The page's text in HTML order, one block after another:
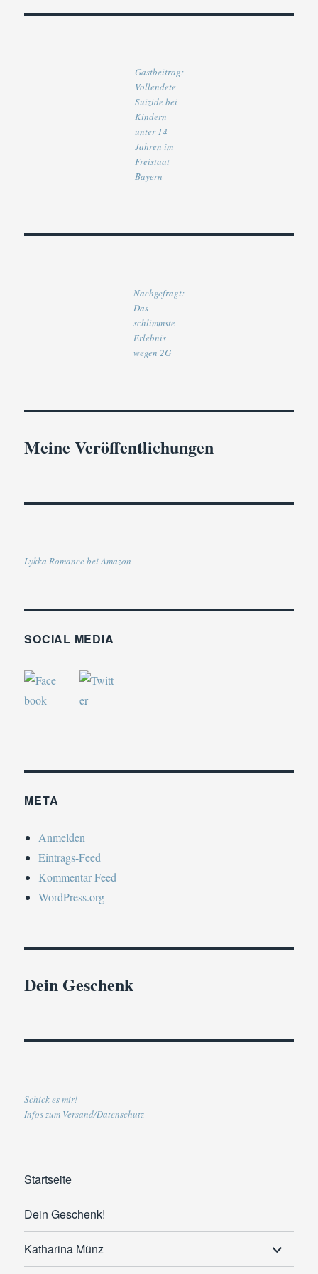
Gastbeitrag:
Vollendete
Suizide bei
Kindern
unter 14
Jahren im
Freistaat
Bayern
Nachgefragt:
Das
schlimmste
Erlebnis
wegen 2G
Meine Veröffentlichungen
Lykka Romance bei Amazon
SOCIAL MEDIA
META
Anmelden
Eintrags-Feed
Kommentar-Feed
WordPress.org
Dein Geschenk
Schick es mir!
Infos zum Versand/Datenschutz
Startseite
Dein Geschenk!
Katharina Münz anzeigen